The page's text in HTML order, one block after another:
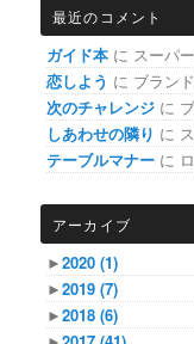
最近のコメント
ガイド本 に スーパ
恋しよう に ブラン
次のチャレンジ に
しあわせの隣り に
テーブルマナー に
アーカイブ
►2020(1)
►2019(7)
►2018(6)